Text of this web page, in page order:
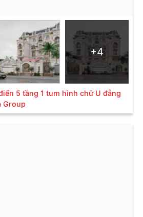
+4
5 tầng 1 tum hình chữ U đẳng
Group